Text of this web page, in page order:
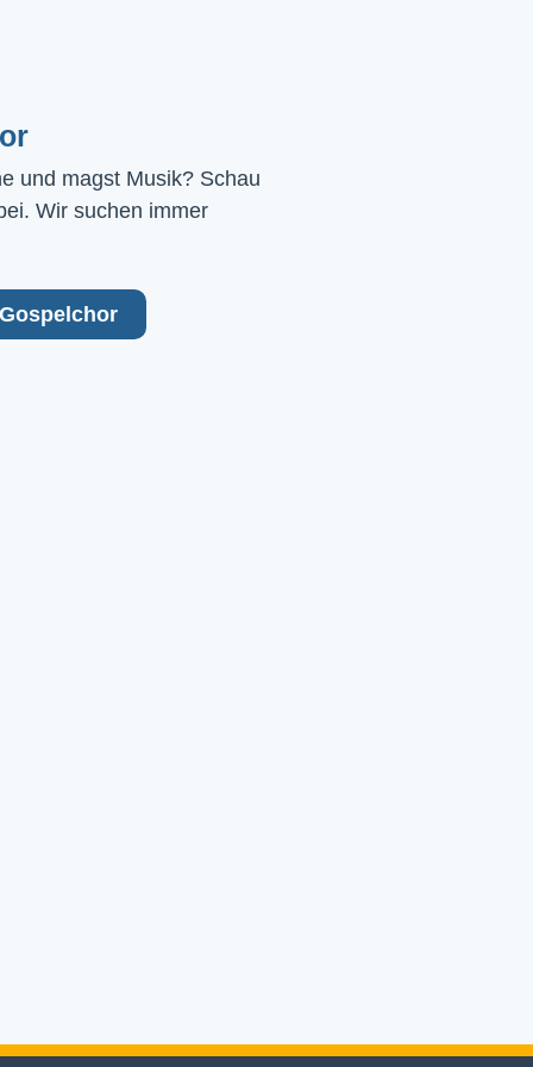
und magst Musik? Schau
Wir suchen immer